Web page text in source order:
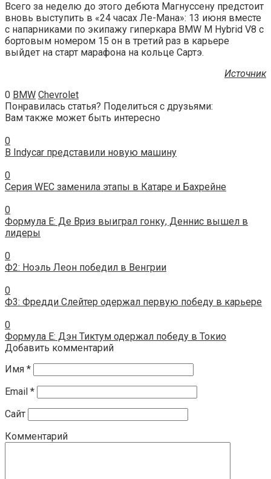
Всего за неделю до этого дебюта Магнуссену предстоит
вновь выступить в «24 часах Ле-Мана»: 13 июня вместе
с напарниками по экипажу гиперкара BMW M Hybrid V8 с
бортовым номером 15 он в третий раз в карьере
выйдет на старт марафона на кольце Сартэ.
Источник
0 BMW Chevrolet
Понравилась статья? Поделиться с друзьями:
Вам также может быть интересно
0
В Indycar представили новую машину
0
Серия WEC заменила этапы в Катаре и Бахрейне
0
Формула E: Де Вриз выиграл гонку, Деннис вышел в
лидеры
0
Ф2: Ноэль Леон победил в Венгрии
0
Ф3: Фредди Слейтер одержал первую победу в карьере
0
Формула E: Дэн Тиктум одержал победу в Токио
Добавить комментарий
Имя *
Email *
Сайт
Комментарий